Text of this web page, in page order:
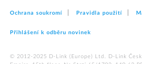
Ochrana soukromí Pravidla použití
Přihlášení k odběru novinek
© 2012‑2025 D‑Link (Europe) Ltd. D-Link